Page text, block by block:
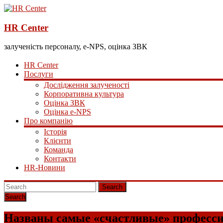
HR Center
залученість персоналу, e-NPS, оцінка ЗВК
HR Center
Послуги
Дослідження залученості
Корпоративна культура
Оцінка ЗВК
Оцінка e-NPS
Про компанію
Історія
Клієнти
Команда
Контакти
HR-Новини
Search
Названы самые «счастливые»